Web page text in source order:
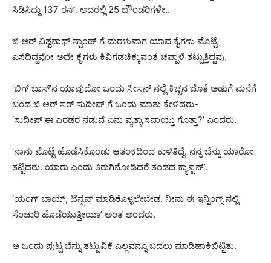
ಸಿಡಿಸಿದ್ದು 137 ರನ್. ಅದರಲ್ಲಿ 25 ಬೌಂಡರಿಗಳೇ..
ಜಿ ಆರ್ ವಿಶ್ವನಾಥ್ ಸ್ಟಾಂಡ್ ಗೆ ಮರಳುವಾಗ ಯಾವ ಕೈಗಳು ಮೊಟ್ಟೆ
ಎಸೆದಿದ್ದವೋ ಅದೇ ಕೈಗಳು ಕಿವಿಗಡಚಿಕ್ಕುವಂತೆ ಚಪ್ಪಾಳೆ ತಟ್ಟುತ್ತಿದ್ದವು.
‘ಬಿಗ್ ಬಾಸ್’ನ ಯಾವುದೋ ಒಂದು ಸೀಸನ್ ನಲ್ಲಿ ಕಿಚ್ಚನ ಜೊತೆ ಅಡುಗೆ ಮನೆಗೆ
ಬಂದ ಜಿ ಆರ್ ಸರ್ ಸುದೀಪ್ ಗೆ ಒಂದು ಮಾತು ಕೇಳಿದರು-
‘ಸುದೀಪ್ ಈ ಎರಡರ ನಡುವೆ ಏನು ವ್ಯತ್ಯಾಸವಾಯ್ತು ಗೊತ್ತಾ?’ ಎಂದರು.
‘ನಾನು ಮೊಟ್ಟೆ ಹೊಡೆಸಿಕೊಂಡು ಆತಂಕದಿಂದ ಕುಳಿತಿದ್ದೆ. ನನ್ನ ಬೆನ್ನು ಯಾರೋ
ತಟ್ಟಿದರು. ಯಾರು ಎಂದು ತಿರುಗಿನೋಡಿದರೆ ತಂಡದ ಕ್ಯಾಪ್ಟನ್’.
‘ಯಂಗ್ ಬಾಯ್, ಟೆನ್ಷನ್ ಮಾಡಿಕೊಳ್ಳಲೇಬೇಡ. ನೀನು ಈ ಇನ್ನಿಂಗ್ಸ್ ನಲ್ಲಿ
ಸೆಂಚುರಿ ಹೊಡೆಯುತ್ತೀಯಾ’ ಅಂತ ಅಂದರು.
ಆ ಒಂದು ಪುಟ್ಟ ಬೆನ್ನು ತಟ್ಟುವಿಕೆ ಎಲ್ಲವನ್ನೂ ಬದಲು ಮಾಡಿಹಾಕಿಬಿಟ್ಟಿತು.